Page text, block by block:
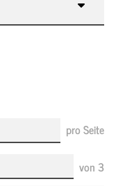
pro Seite
von 3